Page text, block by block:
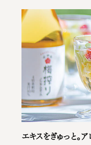
エキスをぎゅっと。